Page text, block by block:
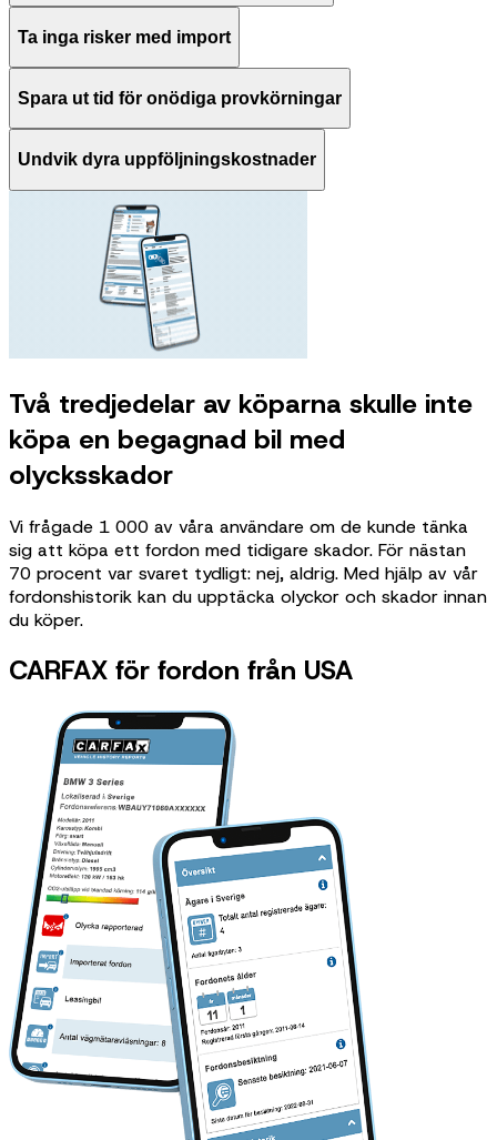
Ta inga risker med import
Spara ut tid för onödiga provkörningar
Undvik dyra uppföljningskostnader
Två tredjedelar av köparna skulle inte
köpa en begagnad bil med
olycksskador
Vi frågade 1 000 av våra användare om de kunde tänka
sig att köpa ett fordon med tidigare skador. För nästan
70 procent var svaret tydligt: nej, aldrig. Med hjälp av vår
fordonshistorik kan du upptäcka olyckor och skador innan
du köper.
CARFAX för fordon från USA